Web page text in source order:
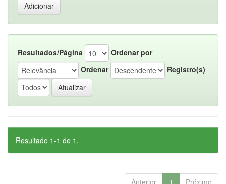
Resultados/Página
Ordenar por
Ordenar
Registro(s)
Resultado 1-1 de 1.
Anterior 1 Próximo